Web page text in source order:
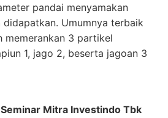
pandai menyamakan
didapatkan. Umumnya terbaik
memerankan 3 partikel
1, jago 2, beserta jagoan 3
Mitra Investindo Tbk